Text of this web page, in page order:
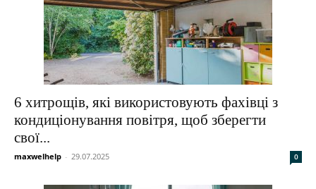
6 хитрощів, які використовують фахівці з
кондиціонування повітря, щоб зберегти
свої...
maxwelhelp - 29.07.2025 0